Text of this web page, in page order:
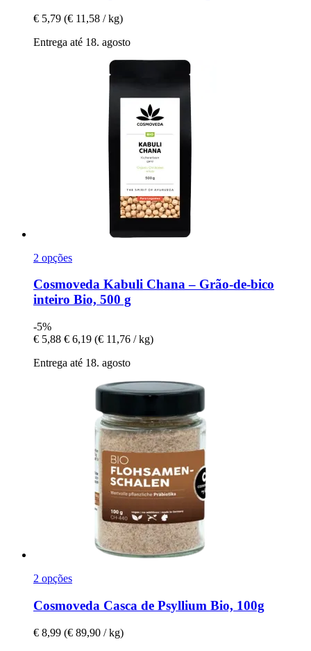
€ 5,79 (€ 11,58 / kg)
Entrega até 18. agosto
2 opções
Cosmoveda Kabuli Chana – Grão-​de-​bico
inteiro Bio, 500 g
-5%
€ 5,88 € 6,19 (€ 11,76 / kg)
Entrega até 18. agosto
2 opções
Cosmoveda Casca de Psyllium Bio, 100g
€ 8,99 (€ 89,90 / kg)